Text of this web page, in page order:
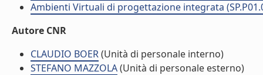
Ambienti Virtuali di progettazione integrata
Autore CNR
CLAUDIO BOER(Unità di personale interno)
STEFANO MAZZOLA(Unità di personale esterno)